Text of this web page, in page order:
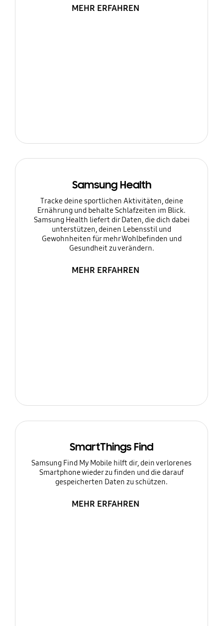
MEHR ERFAHREN
Samsung Health
Tracke deine sportlichen Aktivitäten, deine
Ernährung und behalte Schlafzeiten im Blick.
Samsung Health liefert dir Daten, die dich dabei
unterstützen, deinen Lebensstil und
Gewohnheiten für mehr Wohlbefinden und
Gesundheit zu verändern.
MEHR ERFAHREN
SmartThings Find
Samsung Find My Mobile hilft dir, dein verlorenes
Smartphone wieder zu finden und die darauf
gespeicherten Daten zu schützen.
MEHR ERFAHREN